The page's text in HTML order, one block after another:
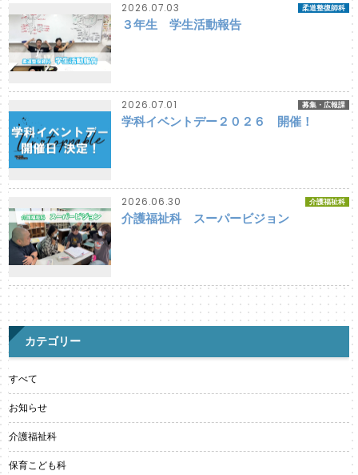
2026.07.03 柔道整復師科
３年生 学生活動報告
2026.07.01 募集・広報課
学科イベントデー２０２６ 開催！
2026.06.30 介護福祉科
介護福祉科 スーパービジョン
カテゴリー
すべて
お知らせ
介護福祉科
保育こども科